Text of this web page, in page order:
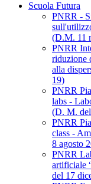
Scuola Futura
PNRR -
(D.M. 11
PNRR
riduzione
alla
19)
PNRR
labs -
(D. M.
PNRR
class -
8 agosto
PNRR
artificiale
del 17